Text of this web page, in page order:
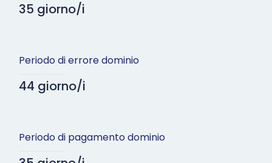
35 giorno/i
Periodo di errore dominio
44 giorno/i
Periodo di pagamento dominio